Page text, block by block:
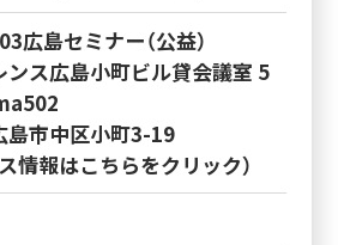
広島セミナー（公益）
ンス広島小町ビル貸会議室 5
島市中区小町3-19
情報はこちらをクリック）